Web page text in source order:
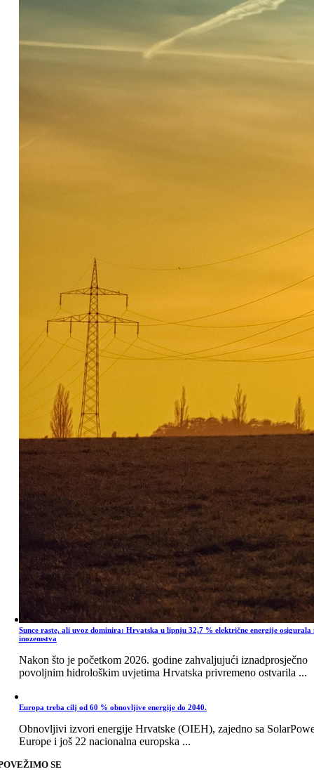
Sunce raste, ali uvoz dominira: Hrvatska u lipnju 32,7 % električne energije osigurala
inozemstva
Nakon što je početkom 2026. godine zahvaljujući iznadprosječno
povoljnim hidrološkim uvjetima Hrvatska privremeno ostvarila ...
Europa treba cilj od 60 % obnovljive energije do 2040.
Obnovljivi izvori energije Hrvatske (OIEH), zajedno sa
Europe i još 22 nacionalna europska ...
SE